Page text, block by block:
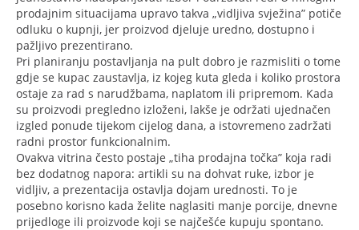
prodajnim situacijama upravo takva „vidljiva svježina” potiče
odluku o kupnji, jer proizvod djeluje uredno, dostupno i
pažljivo prezentirano.
Pri planiranju postavljanja na pult dobro je razmisliti o tome
gdje se kupac zaustavlja, iz kojeg kuta gleda i koliko prostora
ostaje za rad s narudžbama, naplatom ili pripremom. Kada
su proizvodi pregledno izloženi, lakše je održati ujednačen
izgled ponude tijekom cijelog dana, a istovremeno zadržati
radni prostor funkcionalnim.
Ovakva vitrina često postaje „tiha prodajna točka” koja radi
bez dodatnog napora: artikli su na dohvat ruke, izbor je
vidljiv, a prezentacija ostavlja dojam urednosti. To je
posebno korisno kada želite naglasiti manje porcije, dnevne
prijedloge ili proizvode koji se najčešće kupuju spontano.